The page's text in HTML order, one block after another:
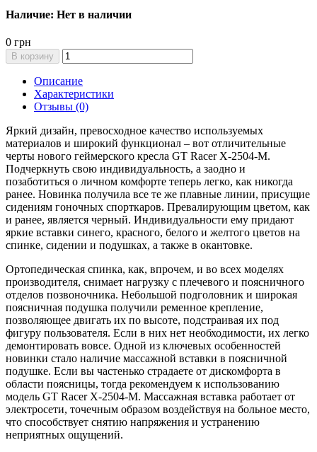
Наличие: Нет в наличии
0 грн
В корзину
Описание
Характеристики
Отзывы (0)
Яркий дизайн, превосходное качество используемых
материалов и широкий функционал – вот отличительные
черты нового геймерского кресла GT Racer X-2504-M.
Подчеркнуть свою индивидуальность, а заодно и
позаботиться о личном комфорте теперь легко, как никогда
ранее. Новинка получила все те же плавные линии, присущие
сидениям гоночных спорткаров. Превалирующим цветом, как
и ранее, является черный. Индивидуальности ему придают
яркие вставки синего, красного, белого и желтого цветов на
спинке, сидении и подушках, а также в окантовке.
Ортопедическая спинка, как, впрочем, и во всех моделях
производителя, снимает нагрузку с плечевого и поясничного
отделов позвоночника. Небольшой подголовник и широкая
поясничная подушка получили ременное крепление,
позволяющее двигать их по высоте, подстраивая их под
фигуру пользователя. Если в них нет необходимости, их легко
демонтировать вовсе. Одной из ключевых особенностей
новинки стало наличие массажной вставки в поясничной
подушке. Если вы частенько страдаете от дискомфорта в
области поясницы, тогда рекомендуем к использованию
модель GT Racer X-2504-M. Массажная вставка работает от
электросети, точечным образом воздействуя на больное место,
что способствует снятию напряжения и устранению
неприятных ощущений.